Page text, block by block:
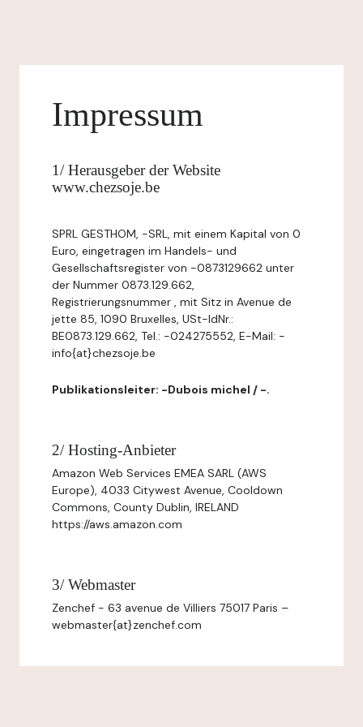
Impressum
1/ Herausgeber der Website
www.chezsoje.be
SPRL GESTHOM, -SRL, mit einem Kapital von 0
Euro, eingetragen im Handels- und
Gesellschaftsregister von -0873129662 unter
der Nummer 0873.129.662,
Registrierungsnummer , mit Sitz in Avenue de
jette 85, 1090 Bruxelles, USt-IdNr.:
BE0873.129.662, Tel.: -024275552, E-Mail: -
info{at}chezsoje.be
Publikationsleiter: -Dubois michel / -.
2/ Hosting-Anbieter
Amazon Web Services EMEA SARL (AWS
Europe), 4033 Citywest Avenue, Cooldown
Commons, County Dublin, IRELAND
https://aws.amazon.com
3/ Webmaster
Zenchef - 63 avenue de Villiers 75017 Paris –
webmaster{at}zenchef.com